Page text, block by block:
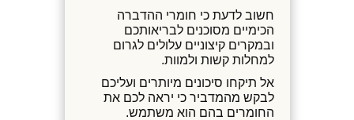
חשוב לדעת כי חומרי ההדברה
הכימיים מסוכנים לבריאותכם
ובמקרים קיצוניים עלולים לגרום
למחלות קשות ולמוות.
אל תיקחו סיכונים מיותרים ועליכם
לבקש מהמדביר כי יראה לכם את
החומרים בהם הוא משתמש.